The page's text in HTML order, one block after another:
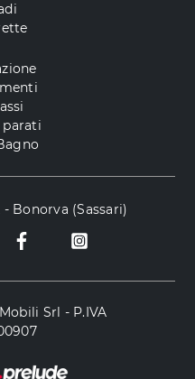
parati
- Bonorva (Sassari)
Srl - P.IVA